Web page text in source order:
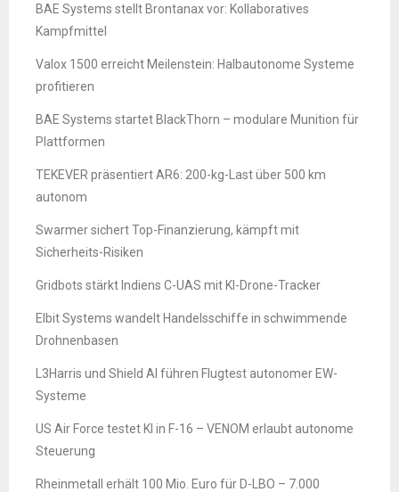
BAE Systems stellt Brontanax vor: Kollaboratives
Kampfmittel
Valox 1500 erreicht Meilenstein: Halbautonome Systeme
profitieren
BAE Systems startet BlackThorn – modulare Munition für
Plattformen
TEKEVER präsentiert AR6: 200-kg-Last über 500 km
autonom
Swarmer sichert Top-Finanzierung, kämpft mit
Sicherheits-Risiken
Gridbots stärkt Indiens C-UAS mit KI-Drone-Tracker
Elbit Systems wandelt Handelsschiffe in schwimmende
Drohnenbasen
L3Harris und Shield AI führen Flugtest autonomer EW-
Systeme
US Air Force testet KI in F-16 – VENOM erlaubt autonome
Steuerung
Rheinmetall erhält 100 Mio. Euro für D-LBO – 7.000